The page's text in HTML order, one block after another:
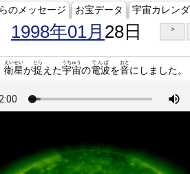
のメッセージ お宝データ 宇宙カレン
1998年01月 28日 >
衛星
えいせい
が捉
とら
えた宇宙
うちゅう
の電波
でんぱ
を音
おと
にしました。